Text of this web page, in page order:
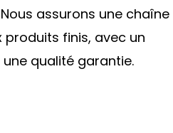
assurons une chaîne
finis, avec un
qualité garantie.